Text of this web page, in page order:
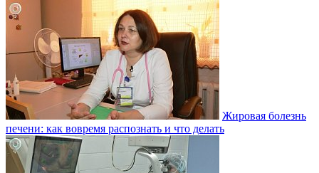
Жировая болезнь
печени: как вовремя распознать и что делать